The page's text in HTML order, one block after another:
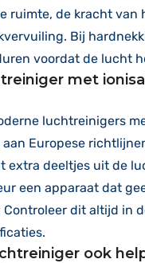
ruimte, de kracht van
Bij
voordat de lucht
met
luchtreinigers
Europese
extra deeltjes uit de
een apparaat dat
Controleer dit altijd in
ook